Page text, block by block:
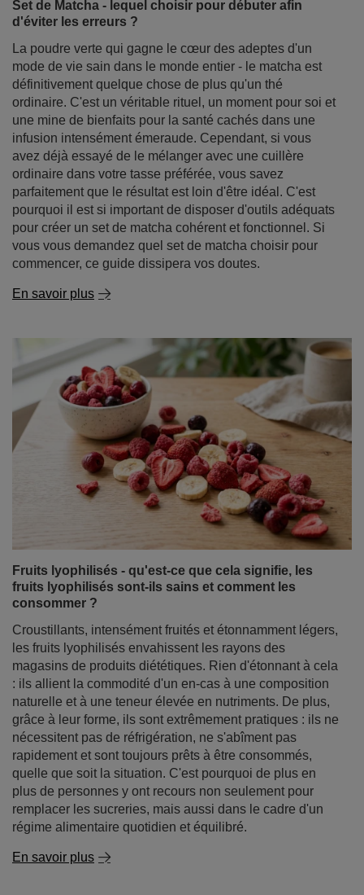
Set de Matcha - lequel choisir pour débuter afin
d'éviter les erreurs ?
La poudre verte qui gagne le cœur des adeptes d'un
mode de vie sain dans le monde entier - le matcha est
définitivement quelque chose de plus qu'un thé
ordinaire. C'est un véritable rituel, un moment pour soi et
une mine de bienfaits pour la santé cachés dans une
infusion intensément émeraude. Cependant, si vous
avez déjà essayé de le mélanger avec une cuillère
ordinaire dans votre tasse préférée, vous savez
parfaitement que le résultat est loin d'être idéal. C'est
pourquoi il est si important de disposer d'outils adéquats
pour créer un set de matcha cohérent et fonctionnel. Si
vous vous demandez quel set de matcha choisir pour
commencer, ce guide dissipera vos doutes.
En savoir plus
Fruits lyophilisés - qu'est-ce que cela signifie, les
fruits lyophilisés sont-ils sains et comment les
consommer ?
Croustillants, intensément fruités et étonnamment légers,
les fruits lyophilisés envahissent les rayons des
magasins de produits diététiques. Rien d'étonnant à cela
: ils allient la commodité d'un en-cas à une composition
naturelle et à une teneur élevée en nutriments. De plus,
grâce à leur forme, ils sont extrêmement pratiques : ils ne
nécessitent pas de réfrigération, ne s'abîment pas
rapidement et sont toujours prêts à être consommés,
quelle que soit la situation. C'est pourquoi de plus en
plus de personnes y ont recours non seulement pour
remplacer les sucreries, mais aussi dans le cadre d'un
régime alimentaire quotidien et équilibré.
En savoir plus